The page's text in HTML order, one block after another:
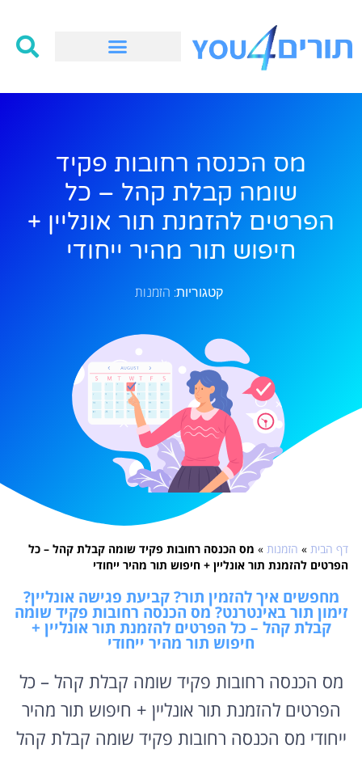
מס הכנסה רחובות פקיד
שומה קבלת קהל – כל
הפרטים להזמנת תור אונליין +
חיפוש תור מהיר ייחודי
קטגוריות: הזמנות
דף הבית » הזמנות » מס הכנסה רחובות פקיד שומה קבלת קהל – כל
הפרטים להזמנת תור אונליין + חיפוש תור מהיר ייחודי
מחפשים איך להזמין תור? קביעת פגישה אונליין?
זימון תור באינטרנט? מס הכנסה רחובות פקיד שומה
קבלת קהל – כל הפרטים להזמנת תור אונליין +
חיפוש תור מהיר ייחודי
מס הכנסה רחובות פקיד שומה קבלת קהל – כל
הפרטים להזמנת תור אונליין + חיפוש תור מהיר
ייחודי מס הכנסה רחובות פקיד שומה קבלת קהל